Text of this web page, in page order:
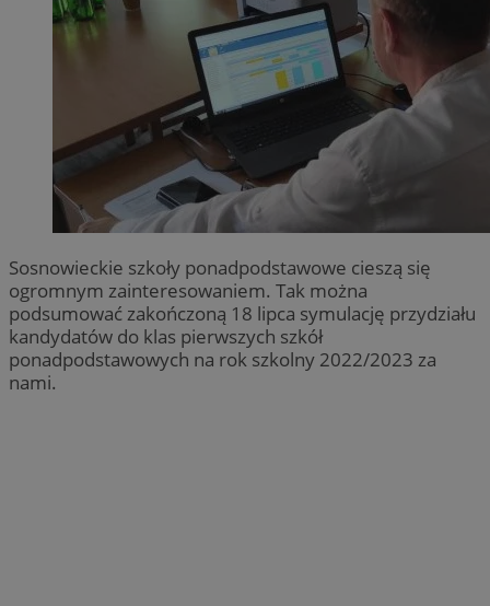
Sosnowieckie szkoły ponadpodstawowe cieszą się
ogromnym zainteresowaniem. Tak można
podsumować zakończoną 18 lipca symulację przydziału
kandydatów do klas pierwszych szkół
ponadpodstawowych na rok szkolny 2022/2023 za
nami.